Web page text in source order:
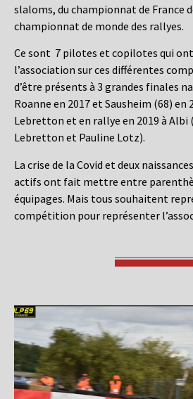
slaloms, du championnat de France
championnat de monde des rallyes.
Ce sont 7 pilotes et copilotes qui
l’association sur ces différentes
d’être présents à 3 grandes finales
Roanne en 2017 et Sausheim (68) en
Lebretton et en rallye en 2019 à Albi
Lebretton et Pauline Lotz).
La crise de la Covid et deux
actifs ont fait mettre entre
équipages. Mais tous souhaitent
compétition pour représenter